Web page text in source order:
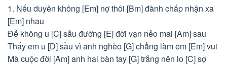
1. Nếu duyên không [Em] nợ thôi [Bm] đành chấp nhận xa
[Em] nhau
Để không u [C] sầu đường [E] đời vạn nẻo mai [Am] sau
Thấy em u [D] sầu vì anh nghèo [G] chẳng làm em [Em] vui
Mà cuộc đời [Am] anh hai bàn tay [G] trắng nên lo [C] sợ